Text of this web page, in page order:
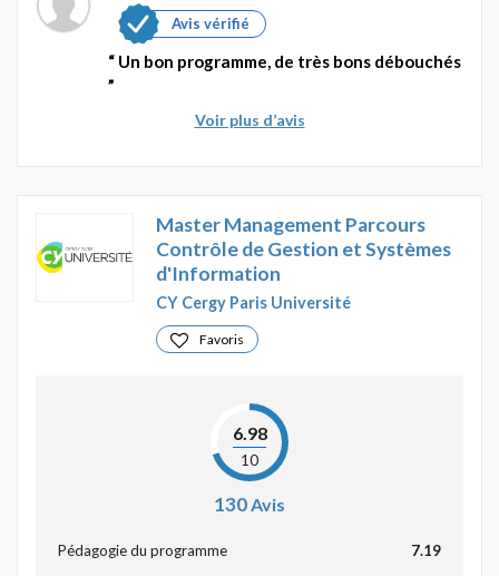
Avis vérifié
Un bon programme, de très bons débouchés
Voir plus d’avis
Master Management Parcours
Contrôle de Gestion et Systèmes
d'Information
CY Cergy Paris Université
Favoris
6.98
10
130Avis
Pédagogie du programme 7.19